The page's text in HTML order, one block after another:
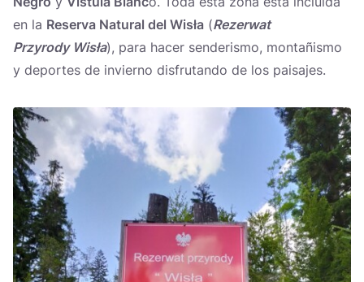
en la Reserva Natural del Wisła (Rezerwat
Przyrody Wisła), para hacer senderismo, montañismo
y deportes de invierno disfrutando de los paisajes.